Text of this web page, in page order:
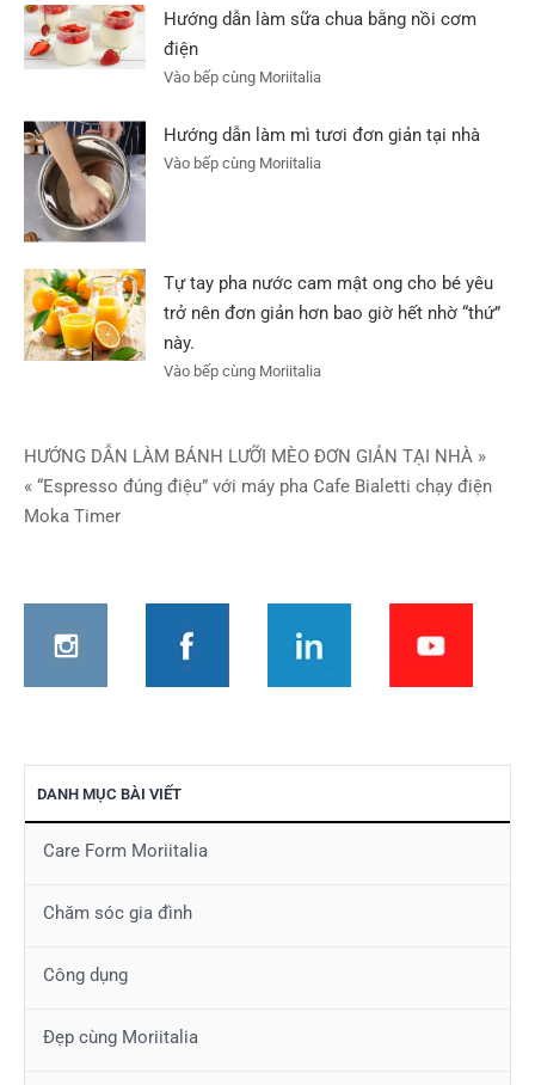
Hướng dẫn làm sữa chua bằng nồi cơm
điện
Vào bếp cùng Moriitalia
Hướng dẫn làm mì tươi đơn giản tại nhà
Vào bếp cùng Moriitalia
Tự tay pha nước cam mật ong cho bé yêu
trở nên đơn giản hơn bao giờ hết nhờ “thứ”
này.
Vào bếp cùng Moriitalia
Điều
hướng
viết
HƯỚNG DẪN LÀM BÁNH LƯỠI MÈO ĐƠN GIẢN TẠI NHÀ »
« “Espresso đúng điệu” với máy pha Cafe Bialetti chạy điện
Moka Timer
DANH MỤC BÀI VIẾT
Care Form Moriitalia
Chăm sóc gia đình
Công dụng
Đẹp cùng Moriitalia